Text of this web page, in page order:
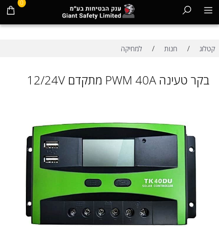
0
קטלוג / חנות / למחיקה
בקר טעינה PWM 40A מתקדם 12/24V